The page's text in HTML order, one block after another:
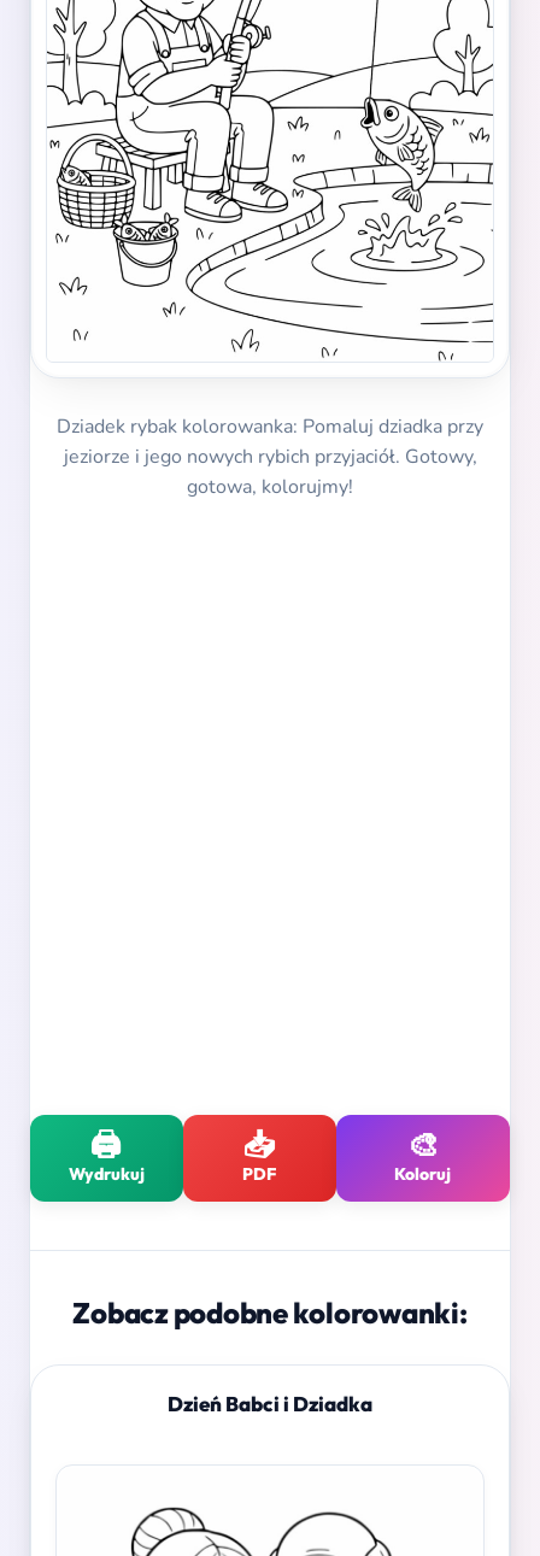
Dziadek rybak kolorowanka: Pomaluj dziadka przy
jeziorze i jego nowych rybich przyjaciół. Gotowy,
gotowa, kolorujmy!
🖨️
Wydrukuj
📥
PDF
🎨
Koloruj
Zobacz podobne kolorowanki:
Dzień Babci i Dziadka